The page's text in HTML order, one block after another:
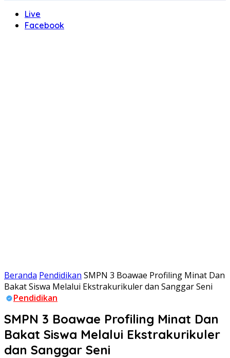
Live
Facebook
Beranda Pendidikan SMPN 3 Boawae Profiling Minat Dan
Bakat Siswa Melalui Ekstrakurikuler dan Sanggar Seni
Pendidikan
SMPN 3 Boawae Profiling Minat Dan
Bakat Siswa Melalui Ekstrakurikuler
dan Sanggar Seni